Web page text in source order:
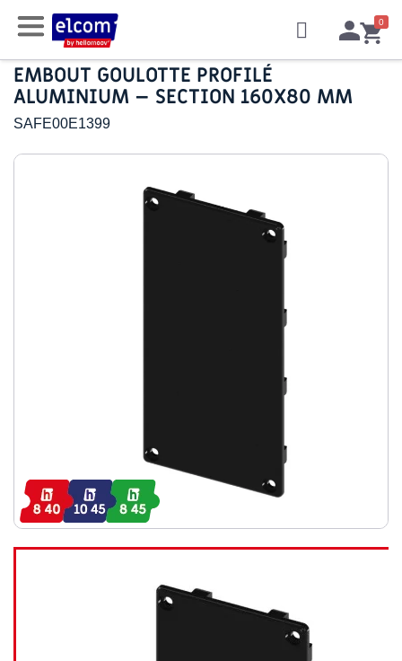
EMBOUT GOULOTTE PROFILÉ
ALUMINIUM – SECTION 160X80 MM
SAFE00E1399